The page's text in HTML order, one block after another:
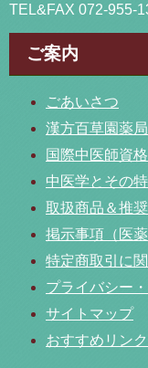
TEL&FAX 072-955-
ご案内
ごあいさつ
漢方百草園薬
国際中医師資
中医学とその
取扱商品＆推
掲示事項（医
特定商取引に
プライバシー
サイトマップ
おすすめリン